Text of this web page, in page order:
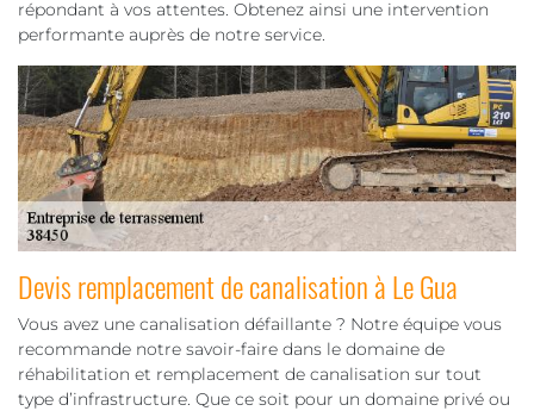
répondant à vos attentes. Obtenez ainsi une intervention
performante auprès de notre service.
Devis remplacement de canalisation à Le Gua
Vous avez une canalisation défaillante ? Notre équipe vous
recommande notre savoir-faire dans le domaine de
réhabilitation et remplacement de canalisation sur tout
type d’infrastructure. Que ce soit pour un domaine privé ou